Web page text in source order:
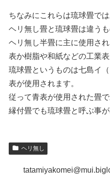
ちなみにこれらは琉球畳では
ヘリ無し畳と琉球畳は違うも
ヘリ無し半畳に主に使用さ
表か樹脂や和紙などの工業表
琉球畳というものは七島イ
表が使用されます。
従って青表が使用された畳
縁付畳でも琉球畳と呼ぶ事が
ヘリ無し